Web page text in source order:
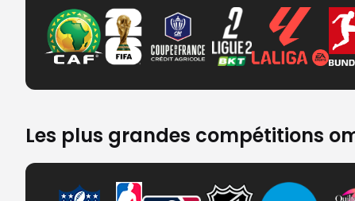
Les plus grandes compétitions